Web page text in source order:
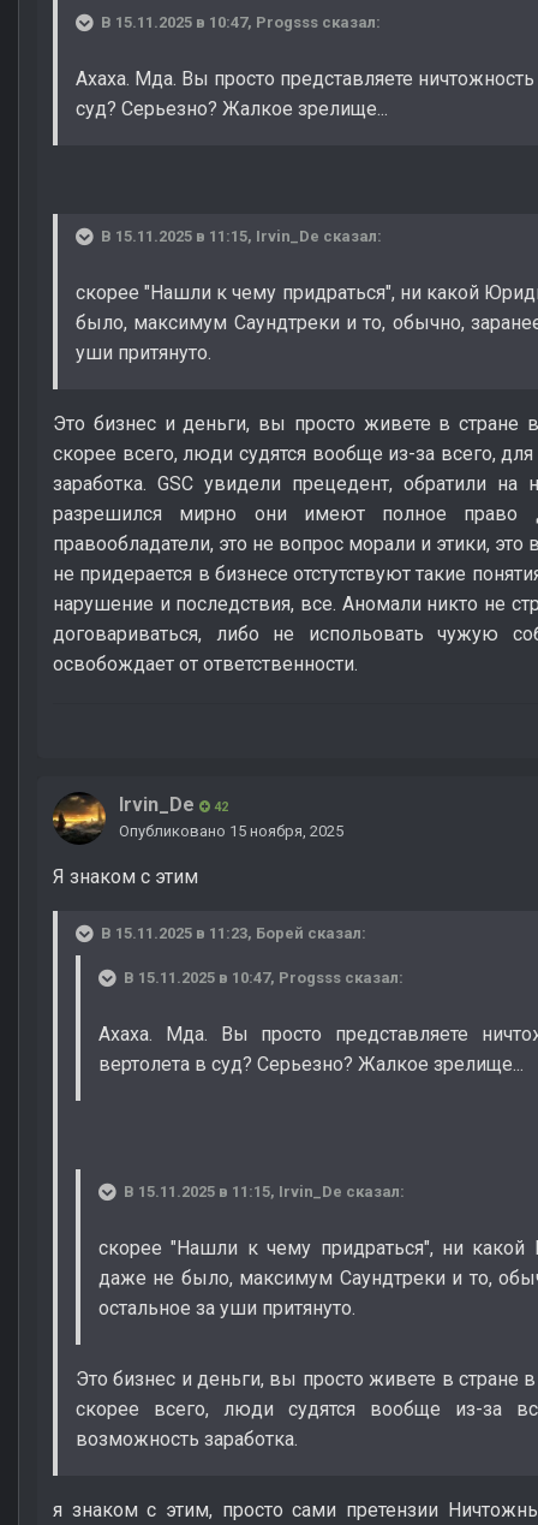
В 15.11.2025 в 10:47, Progsss сказал:
Ахаха. Мда. Вы просто представляете
суд? Серьезно? Жалкое зрелище...
В 15.11.2025 в 11:15, Irvin_De сказал:
скорее "Нашли к чему придраться", ни какой
было, максимум Саундтреки и то, обычно,
уши притянуто.
Это бизнес и деньги, вы просто живете в стране
скорее всего, люди судятся вообще из-за всего,
заработка. GSC увидели прецедент, обратили
разрешился мирно они имеют полное право
правообладатели, это не вопрос морали и этики,
не придерается в бизнесе отстутствуют такие
нарушение и последствия, все. Аномали никто не
договариваться, либо не испольовать чужую
освобождает от ответственности.
Irvin_De 42
Опубликовано 15 ноября, 2025
Я знаком с этим
В 15.11.2025 в 11:23, Борей сказал:
В 15.11.2025 в 10:47, Progsss сказал:
Ахаха. Мда. Вы просто представляете
вертолета в суд? Серьезно? Жалкое зрелище...
В 15.11.2025 в 11:15, Irvin_De сказал:
скорее "Нашли к чему придраться", ни
даже не было, максимум Саундтреки и то,
остальное за уши притянуто.
Это бизнес и деньги, вы просто живете в стране
скорее всего, люди судятся вообще из-за
возможность заработка.
я знаком с этим, просто сами претензии